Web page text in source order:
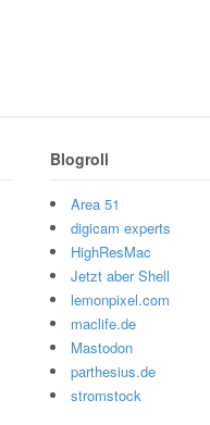
Blogroll
Area 51
digicam experts
HighResMac
Jetzt aber Shell
lemonpixel.com
maclife.de
Mastodon
parthesius.de
stromstock